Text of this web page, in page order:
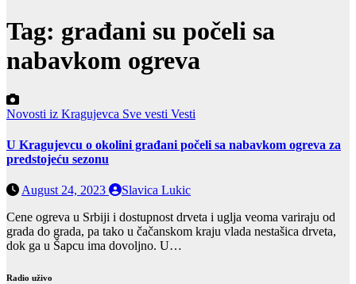
Tag: građani su počeli sa
nabavkom ogreva
Novosti iz Kragujevca Sve vesti Vesti
U Kragujevcu o okolini građani počeli sa nabavkom ogreva za
predstojeću sezonu
August 24, 2023
Slavica Lukic
Cene ogreva u Srbiji i dostupnost drveta i uglja veoma variraju od
grada do grada, pa tako u čačanskom kraju vlada nestašica drveta,
dok ga u Šapcu ima dovoljno. U…
Radio uživo